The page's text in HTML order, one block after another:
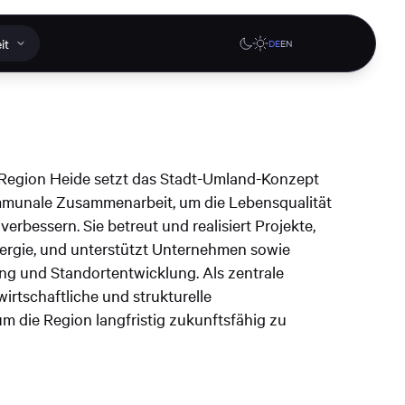
Websites
Web-Anwendungen
Design-Systeme Branding
InnoQuarter Itzehoe Website
Digitale Woche Kiel
Website
oder
oder
DEEN
Heide setzt das Stadt-Umland-Konzept
Zusammenarbeit, um die Lebensqualität
Sie betreut und realisiert Projekte,
und unterstützt Unternehmen sowie
und Standortentwicklung. Als zentrale
und strukturelle
die Region langfristig zukunftsfähig zu